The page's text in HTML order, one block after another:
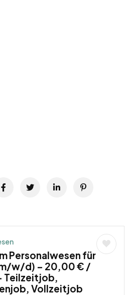
Personalwesen für
w/d) – 20,00 € /
Teilzeitjob,
Vollzeitjob